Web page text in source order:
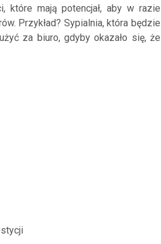
które mają potencjał, aby w razie
Przykład? Sypialnia, która będzie
za biuro, gdyby okazało się, że